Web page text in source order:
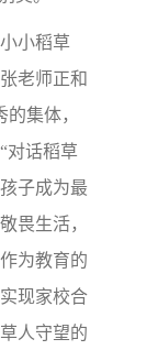
小稻草
老师正和
集体，
对话稻草
子成为最
畏生活，
为教育的
现家校合
人守望的